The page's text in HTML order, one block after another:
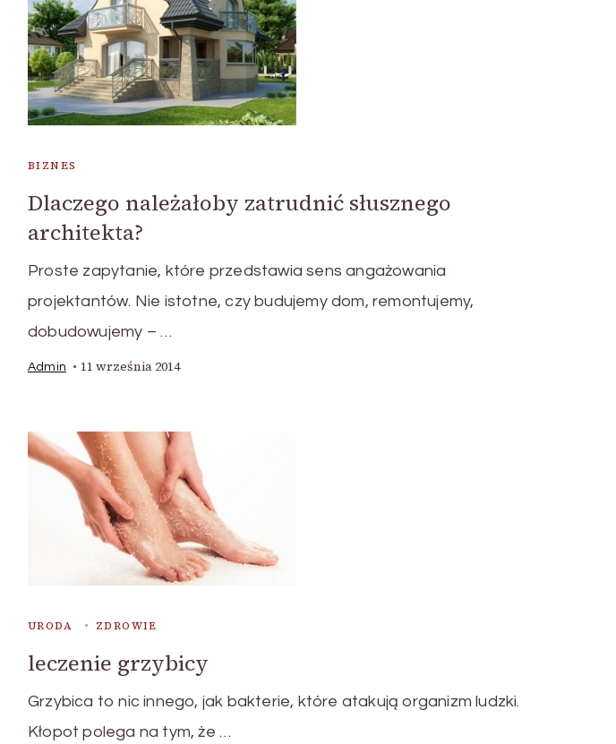
BIZNES
Dlaczego należałoby zatrudnić słusznego
architekta?
Proste zapytanie, które przedstawia sens angażowania
projektantów. Nie istotne, czy budujemy dom, remontujemy,
dobudowujemy – …
Admin 11 września 2014
URODA ZDROWIE
leczenie grzybicy
Grzybica to nic innego, jak bakterie, które atakują organizm ludzki.
Kłopot polega na tym, że …